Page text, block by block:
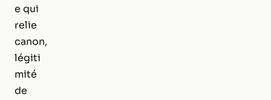
e qui
relie
canon,
légiti
mité
de